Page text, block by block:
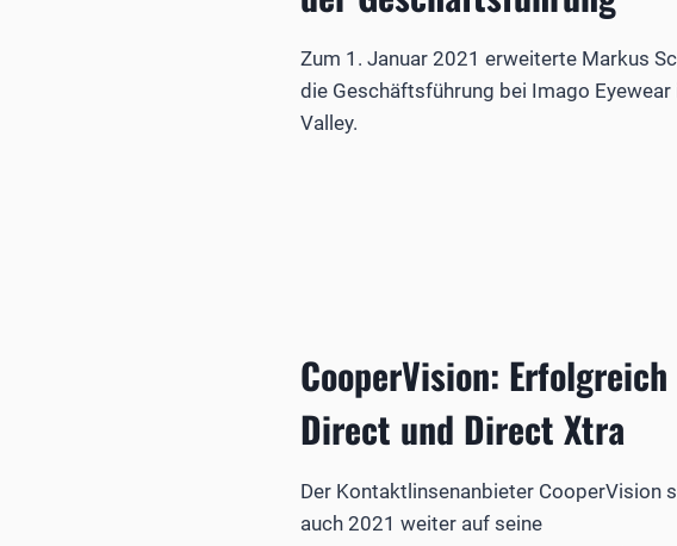
Zum 1. Januar 2021 erweiterte Markus
die Geschäftsführung bei Imago Eyewear
Valley.
CooperVision:
Direct und Direct Xtra
Der Kontaktlinsenanbieter CooperVision
auch 2021 weiter auf seine